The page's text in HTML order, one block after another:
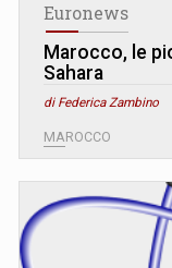
Euronews
Marocco, le
Sahara
di Federica Zambino
MAROCCO